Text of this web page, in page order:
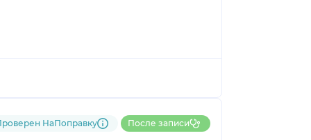
НаПоправку После записи